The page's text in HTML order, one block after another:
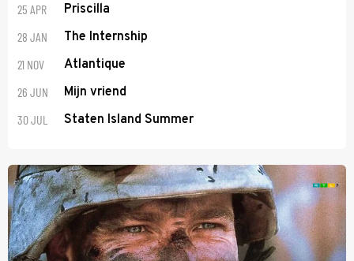
25 APR Priscilla
28 JAN The Internship
21 NOV Atlantique
26 JUN Mijn vriend
30 JUL Staten Island Summer